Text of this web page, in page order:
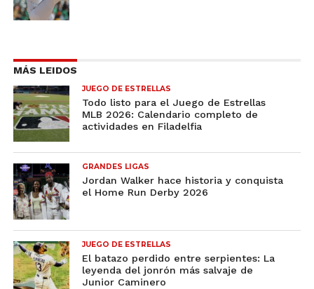
MÁS LEIDOS
JUEGO DE ESTRELLAS
Todo listo para el Juego de Estrellas
MLB 2026: Calendario completo de
actividades en Filadelfia
GRANDES LIGAS
Jordan Walker hace historia y conquista
el Home Run Derby 2026
JUEGO DE ESTRELLAS
El batazo perdido entre serpientes: La
leyenda del jonrón más salvaje de
Junior Caminero